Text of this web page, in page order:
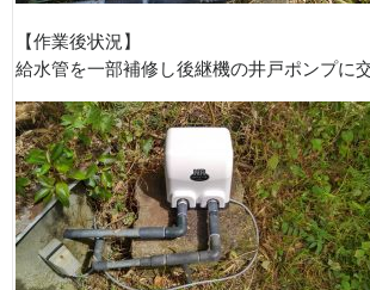
【作業後状況】
給水管を一部補修し後継機の井戸ポンプに